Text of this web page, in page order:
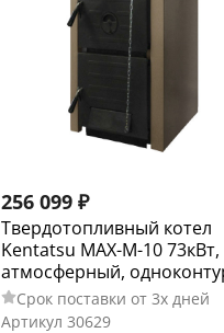
256 099 ₽
Твердотопливный котел
Kentatsu MAX-M-10 73кВт,
атмосферный,
Срок поставки от 3х дней
Артикул 30629